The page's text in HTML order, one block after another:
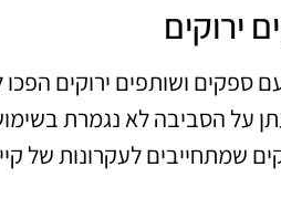
ירוקים
ספקים ושותפים ירוקים
על הסביבה לא נגמרת
שמתחייבים לעקרונות של